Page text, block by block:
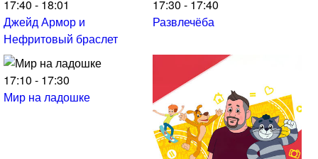
17:40 - 18:01
Джейд Армор и
Нефритовый браслет
17:30 - 17:40
Развлечёба
17:10 - 17:30
Мир на ладошке